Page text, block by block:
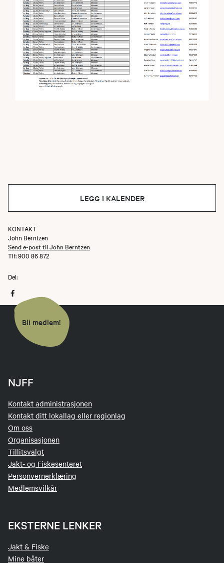
LEGG I KALENDER
KONTAKT
John Berntzen
Send e-post til John Berntzen
Tlf: 900 86 872
Del:
Bli medlem!
NJFF
Kontakt administrasjonen
Kontakt ditt lokallag eller regionlag
Om oss
Organisasjonen
Tillitsvalgt
Jakt- og Fiskesenteret
Personvernerklæring
Medlemsvilkår
EKSTERNE LENKER
Jakt & Fiske
Mine båter